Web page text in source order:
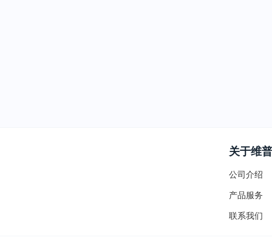
关于维普
公司介绍
产品服务
联系我们